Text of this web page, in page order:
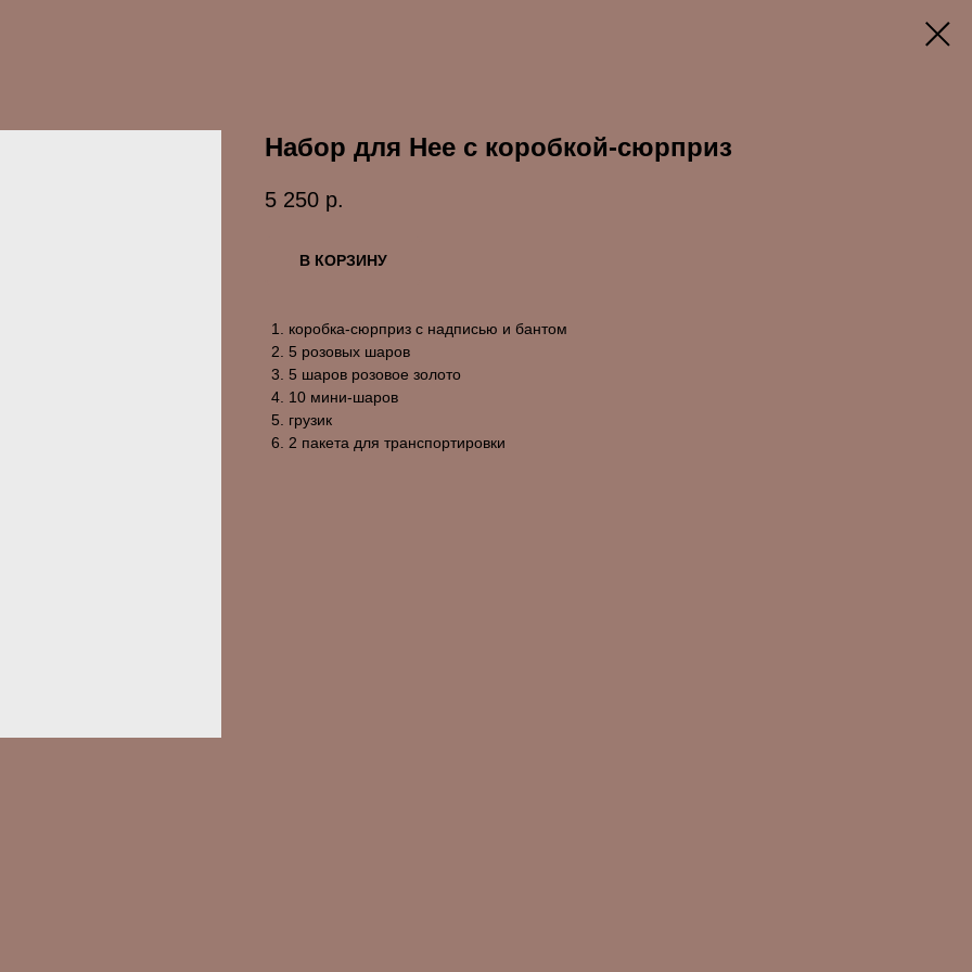
Набор для Нее с коробкой-сюрприз
5 250 р.
В КОРЗИНУ
коробка-сюрприз с надписью и бантом
5 розовых шаров
5 шаров розовое золото
10 мини-шаров
грузик
2 пакета для транспортировки